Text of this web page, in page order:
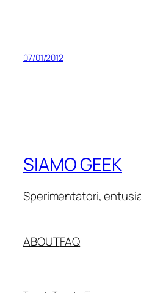
07/01/2012
SIAMO GEEK
Sperimentatori,
ABOUTFAQ